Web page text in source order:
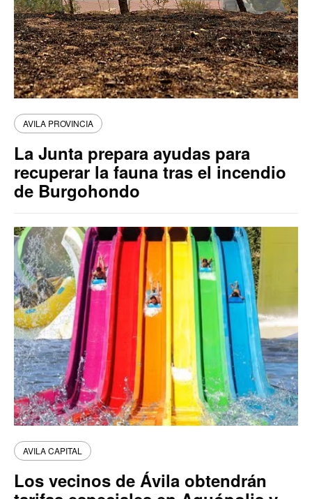
AVILA PROVINCIA
La Junta prepara ayudas para
recuperar la fauna tras el incendio
de Burgohondo
AVILA CAPITAL
Los vecinos de Ávila obtendrán